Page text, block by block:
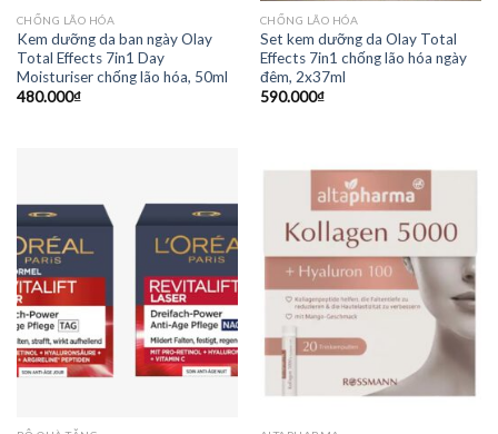
CHỐNG LÃO HÓA
Kem dưỡng da ban ngày Olay
Total Effects 7in1 Day
Moisturiser chống lão hóa, 50ml
480.000₫
CHỐNG LÃO HÓA
Set kem dưỡng da Olay Total
Effects 7in1 chống lão hóa ngày
đêm, 2x37ml
590.000₫